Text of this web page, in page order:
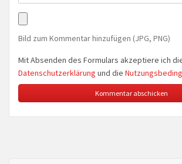
Bild zum Kommentar hinzufügen (JPG, PNG)
Mit Absenden des Formulars akzeptiere ich
Datenschutzerklärung und die